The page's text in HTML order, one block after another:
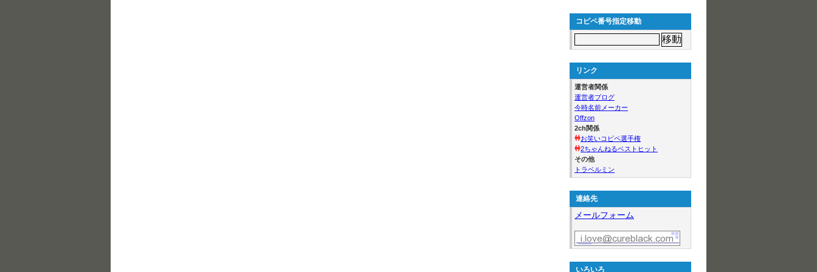
コピペ番号指定移動
リンク
運営者関係
運営者ブログ
今時名前メーカー
Offzon
2ch関係
お笑いコピペ選手権
2ちゃんねるベストヒット
その他
トラベルミン
連絡先
メールフォーム
いろいろ